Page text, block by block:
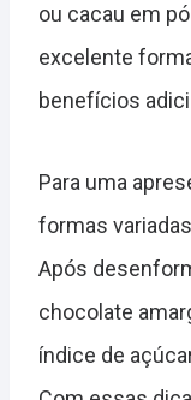
ou cacau em
excelente
benefícios
Para uma
formas
Após
chocolate
índice de